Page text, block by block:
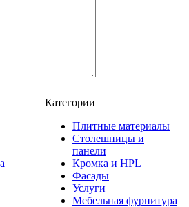
Категории
Плитные материалы
Столешницы и
панели
Кромка и HPL
Фасады
Услуги
Мебельная фурнитура